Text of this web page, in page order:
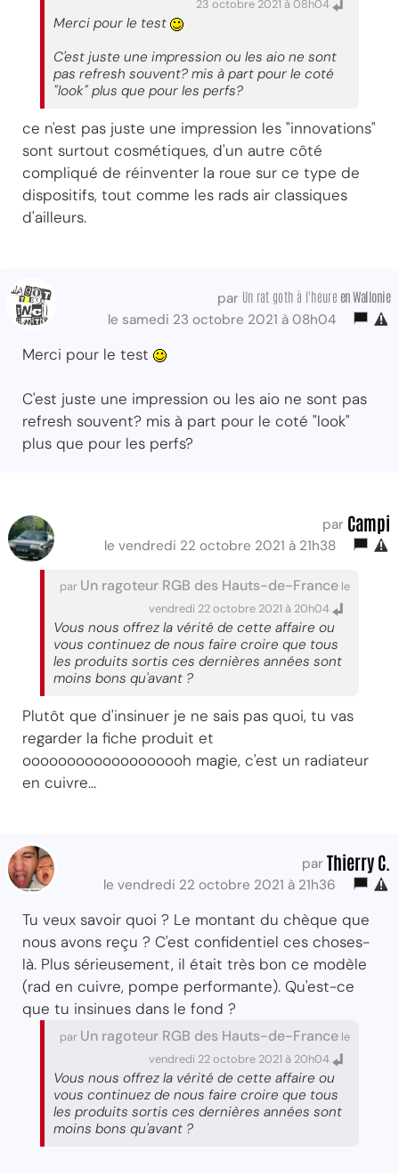
23 octobre 2021 à 08h04
Merci pour le test
C'est juste une impression ou les aio ne sont
pas refresh souvent? mis à part pour le coté
"look" plus que pour les perfs?
ce n'est pas juste une impression les "innovations"
sont surtout cosmétiques, d'un autre côté
compliqué de réinventer la roue sur ce type de
dispositifs, tout comme les rads air classiques
d'ailleurs.
par Un rat goth à l'heure en Wallonie
le samedi 23 octobre 2021 à 08h04
Merci pour le test
C'est juste une impression ou les aio ne sont pas
refresh souvent? mis à part pour le coté "look"
plus que pour les perfs?
par Campi
le vendredi 22 octobre 2021 à 21h38
par Un ragoteur RGB des Hauts-de-France le
vendredi 22 octobre 2021 à 20h04
Vous nous offrez la vérité de cette affaire ou
vous continuez de nous faire croire que tous
les produits sortis ces dernières années sont
moins bons qu'avant ?
Plutôt que d'insinuer je ne sais pas quoi, tu vas
regarder la fiche produit et
ooooooooooooooooooh magie, c'est un radiateur
en cuivre...
par Thierry C.
le vendredi 22 octobre 2021 à 21h36
Tu veux savoir quoi ? Le montant du chèque que
nous avons reçu ? C'est confidentiel ces choses-
là. Plus sérieusement, il était très bon ce modèle
(rad en cuivre, pompe performante). Qu'est-ce
que tu insinues dans le fond ?
par Un ragoteur RGB des Hauts-de-France le
vendredi 22 octobre 2021 à 20h04
Vous nous offrez la vérité de cette affaire ou
vous continuez de nous faire croire que tous
les produits sortis ces dernières années sont
moins bons qu'avant ?